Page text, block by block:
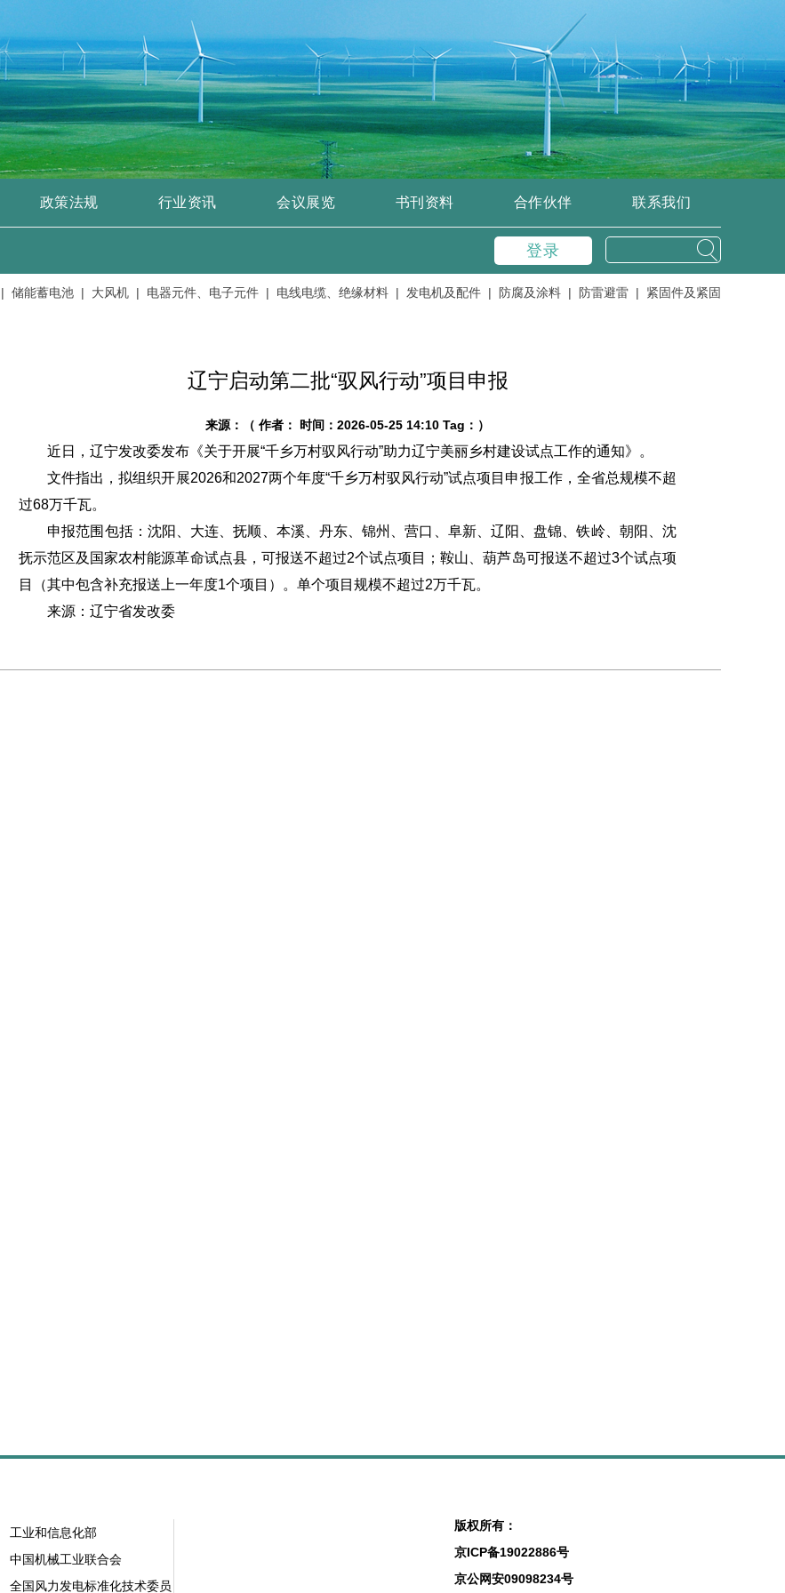
政策法规 行业资讯 会议展览 书刊资料 合作伙伴 联系我们
登录
储能蓄电池 | 大风机 | 电器元件、电子元件 | 电线电缆、绝缘材料 | 发电机及配件 | 防腐及涂料 | 防雷避雷 | 紧固件及紧固工具 |
辽宁启动第二批“驭风行动”项目申报
来源：（ 作者： 时间：2026-05-25 14:10 Tag：）
近日，辽宁发改委发布《关于开展“千乡万村驭风行动”助力辽宁美丽乡村建设试点工作的通知》。
文件指出，拟组织开展2026和2027两个年度“千乡万村驭风行动”试点项目申报工作，全省总规模不超
过68万千瓦。
申报范围包括：沈阳、大连、抚顺、本溪、丹东、锦州、营口、阜新、辽阳、盘锦、铁岭、朝阳、沈
抚示范区及国家农村能源革命试点县，可报送不超过2个试点项目；鞍山、葫芦岛可报送不超过3个试点项
目（其中包含补充报送上一年度1个项目）。单个项目规模不超过2万千瓦。
来源：辽宁省发改委
工业和信息化部
中国机械工业联合会
全国风力发电标准化技术委员
版权所有：
京ICP备19022886号
京公网安09098234号